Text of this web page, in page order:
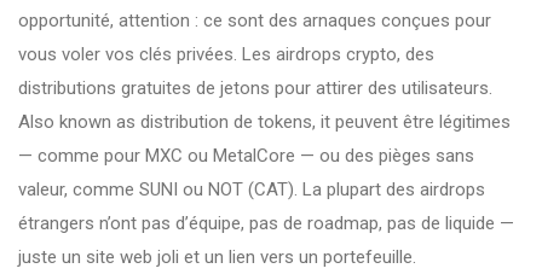
opportunité, attention : ce sont des arnaques conçues pour
vous voler vos clés privées. Les airdrops crypto, des
distributions gratuites de jetons pour attirer des utilisateurs.
Also known as distribution de tokens, it peuvent être légitimes
— comme pour MXC ou MetalCore — ou des pièges sans
valeur, comme SUNI ou NOT (CAT). La plupart des airdrops
étrangers n’ont pas d’équipe, pas de roadmap, pas de liquide —
juste un site web joli et un lien vers un portefeuille.